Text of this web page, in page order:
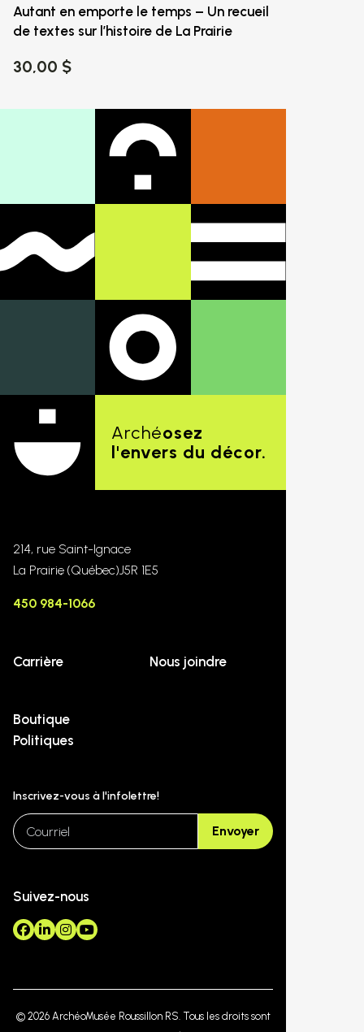
Autant en emporte le temps – Un recueil
de textes sur l’histoire de La Prairie
30,00 $
Archéosez
l'envers du décor.
214, rue Saint-Ignace
La Prairie (Québec)J5R 1E5
450 984-1066
Carrière Nous joindre
Boutique
Politiques
Inscrivez-vous à l'infolettre!
email
Envoyer
Suivez-nous
© 2026 ArchéoMusée Roussillon RS. Tous les droits sont